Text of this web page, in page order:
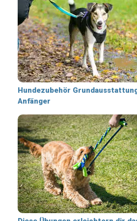
Hundezubehör
Anfänger